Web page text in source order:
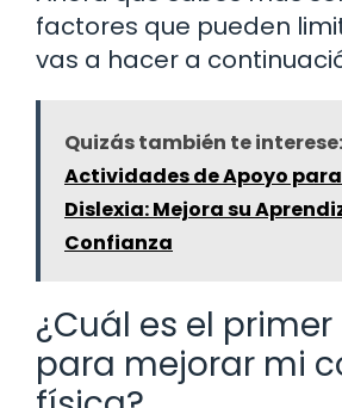
factores que pueden
vas a hacer a
Quizás también te interese:
Actividades de Apoyo
Dislexia: Mejora su
Confianza
¿Cuál es el
para mejorar mi